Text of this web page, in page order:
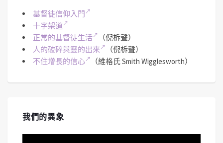
基督徒信仰入門
十字架道
正常的基督徒生活
（倪柝聲）
人的破碎與靈的出來
（倪柝聲）
不住增長的信心
（維格氏 Smith Wigglesworth）
我們的異象